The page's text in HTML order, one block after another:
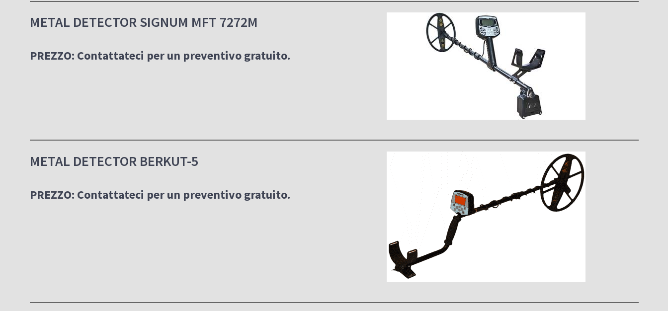
METAL DETECTOR SIGNUM MFT 7272M
PREZZO: Contattateci per un preventivo gratuito.
METAL DETECTOR BERKUT-5
PREZZO: Contattateci per un preventivo gratuito.